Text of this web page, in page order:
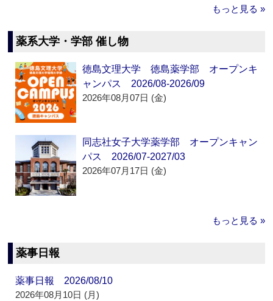
もっと見る »
薬系大学・学部 催し物
徳島文理大学 徳島薬学部 オープンキ
ャンパス 2026/08-2026/09
2026年08月07日 (金)
同志社女子大学薬学部 オープンキャン
パス 2026/07-2027/03
2026年07月17日 (金)
もっと見る »
薬事日報
薬事日報 2026/08/10
2026年08月10日 (月)